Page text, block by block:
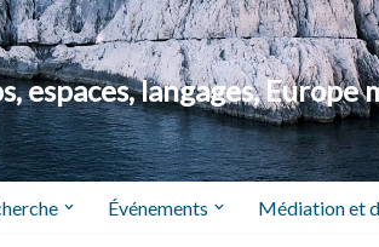
espaces, langages,
Événements Médiation et